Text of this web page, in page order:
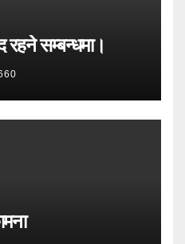
रहने सम्बन्धमा।